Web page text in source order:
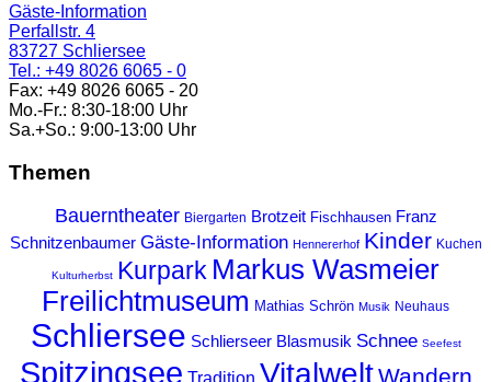
Gäste-Information
Perfallstr. 4
83727 Schliersee
Tel.: +49 8026 6065 - 0
Fax: +49 8026 6065 - 20
Mo.-Fr.: 8:30-18:00 Uhr
Sa.+So.: 9:00-13:00 Uhr
Themen
Bauerntheater Biergarten Brotzeit Fischhausen Franz
Schnitzenbaumer Gäste-Information Hennererhof Kinder Kuchen
Kulturherbst Kurpark Markus Wasmeier
Freilichtmuseum Mathias Schrön Musik Neuhaus
Schliersee Schlierseer Blasmusik Schnee Seefest
Spitzingsee Tradition VitalweltWandern